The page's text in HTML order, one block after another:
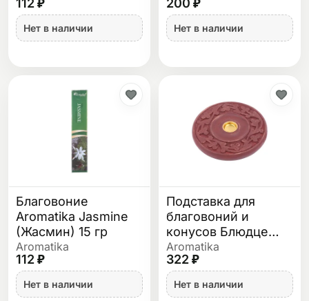
Нет в наличии Нет в наличии
Благовоние
Aromatika Jasmine
(Жасмин) 15 гр
Aromatika
112 ₽
Нет в наличии
Подставка для
благовоний и
конусов Блюдце
Цветок деревянная
Aromatika
322 ₽
Нет в наличии